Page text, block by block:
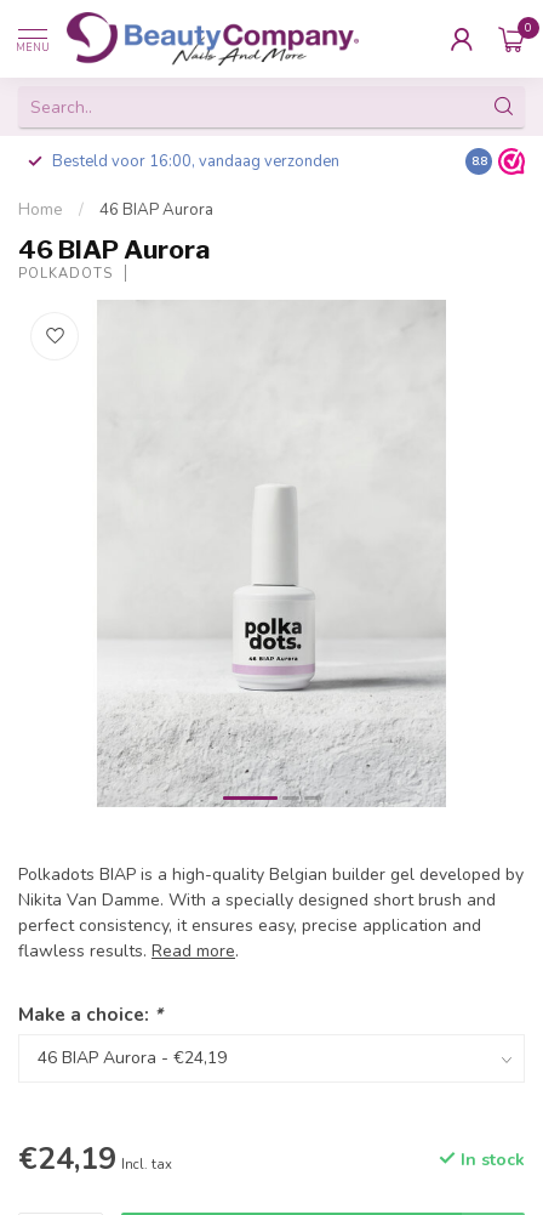
MENU
0
Besteld voor 16:00, vandaag verzonden 8.8
Home / 46 BIAP Aurora
46 BIAP Aurora
POLKADOTS
Polkadots BIAP is a high-quality Belgian builder gel developed by
Nikita Van Damme. With a specially designed short brush and
perfect consistency, it ensures easy, precise application and
flawless results. Read more.
Make a choice: *
€24,19 Incl. tax In stock